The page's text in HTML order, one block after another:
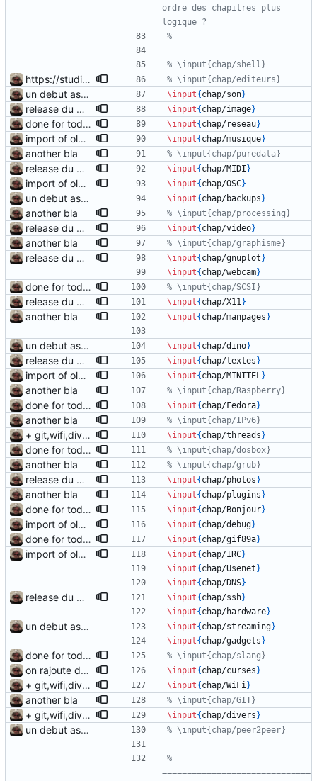
ordre des chapitres plus
https://studiorats.fr:8443/stream
un debut assez timide... \input{ chap/son}
release du matin, chagrin \input{ chap/image}
done for today \input{ chap/reseau}
import of olds chapters \input{ chap/musique}
another bla
release du matin, chagrin \input{ chap/MIDI }
import of olds chapters \input{ chap/OSC}
un debut assez timide... \input{ chap/backups }
another bla
release du matin, chagrin \input{ chap/video}
another bla
release du matin, chagrin \input{ chap/gnuplot }
\input{ chap/webcam}
done for today
release du matin, chagrin \input{ chap/X11}
another bla \input{ chap/manpages }
un debut assez timide... \input{ chap/dino}
release du matin, chagrin \input{ chap/textes }
import of olds chapters \input{ chap/MINITEL}
another bla
done for today \input{ chap/Fedora}
another bla
+ git,wifi,divers,threads chapters \input{ chap/threads }
done for today
another bla
release du matin, chagrin \input{ chap/photos }
another bla \input{ chap/plugins }
done for today \input{ chap/Bonjour}
import of olds chapters \input{ chap/debug}
done for today \input{ chap/gif89a}
import of olds chapters \input{ chap/IRC}
\input{ chap/Usenet }
\input{ chap/DNS}
release du matin, chagrin \input{ chap/ssh}
\input{ chap/hardware}
un debut assez timide... \input{ chap/streaming}
\input{ chap/gadgets }
done for today
on rajoute des vieux trucs \input{ chap/curses }
+ git,wifi,divers,threads chapters \input{ chap/WiFi}
another bla
+ git,wifi,divers,threads chapters \input{ chap/divers }
un debut assez timide...
%
==============================